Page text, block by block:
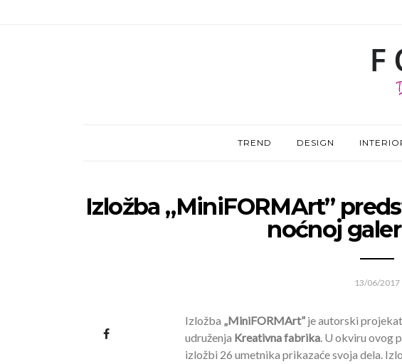
TREND DESIGN
Izložba „MiniFORMArt”
noćnoj
13/06/2017
Izložba „MiniFORMArt”je autorski
udruženja Kreativna fabrika. U okviru ovog
izložbi 26 umetnika prikazaće svoja dela.